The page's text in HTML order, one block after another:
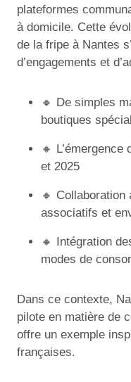
plateformes
à domicile. Cette
de la fripe à Nantes
d’engagements et
🔸 De simples
boutiques
🔸
et 2025
🔸
associatifs et
🔸 Intégration
modes de
Dans ce contexte,
pilote en matière de
offre un exemple
françaises.